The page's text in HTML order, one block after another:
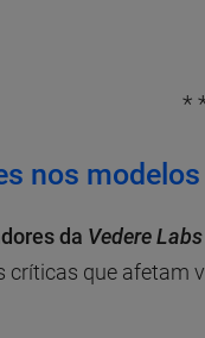
*
nos
da Vedere Labs
críticas que afetam